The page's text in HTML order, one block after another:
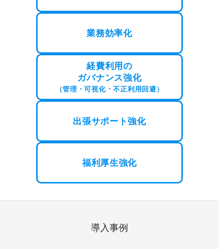
業務効率化
経費利用の
ガバナンス強化
（管理・可視化・不正利用回避）
出張サポート強化
福利厚生強化
導入事例